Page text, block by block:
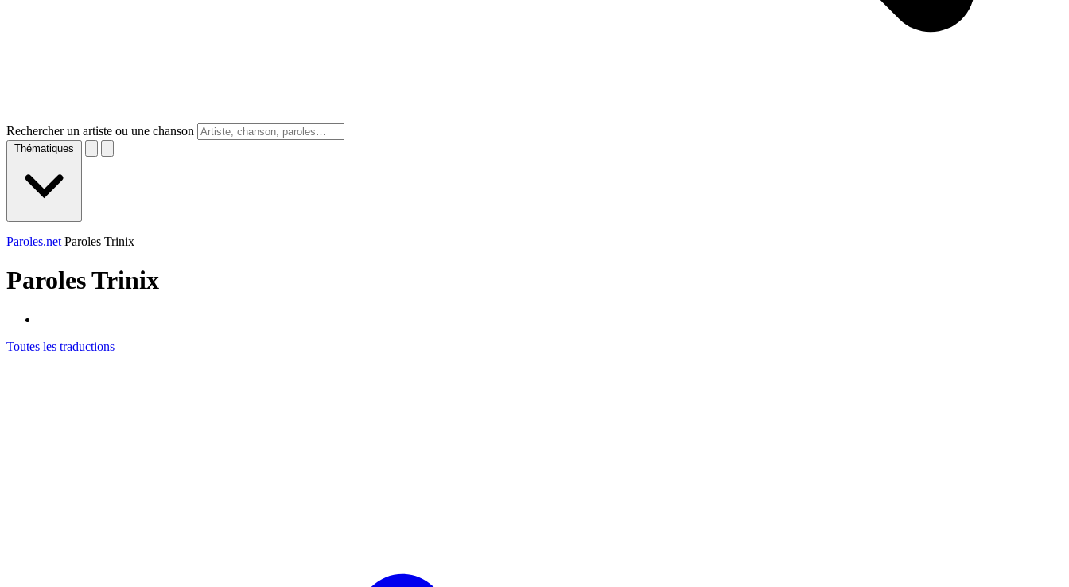
Rechercher un artiste ou une chanson
Thématiques
Paroles.net Paroles Trinix
ParolesTrinix
Toutes les traductions